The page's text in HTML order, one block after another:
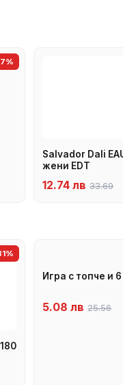
Salvador Dali
жени EDT
12.74 лв 33.69
Игра с топче и
5.08 лв 25.56